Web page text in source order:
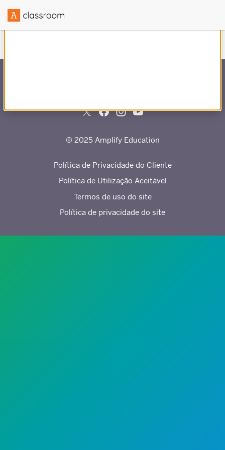
© 2025 Amplify Education
Política de Privacidade do Cliente
Política de Utilização Aceitável
Termos de uso do site
Política de privacidade do site